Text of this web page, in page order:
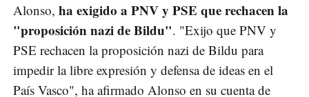
Alonso, ha exigido a PNV y PSE que rechacen la
"proposición nazi de Bildu". "Exijo que PNV y
PSE rechacen la proposición nazi de Bildu para
impedir la libre expresión y defensa de ideas en el
País Vasco", ha afirmado Alonso en su cuenta de